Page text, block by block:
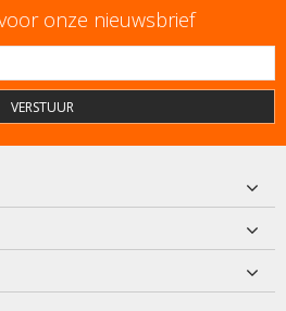
onze nieuwsbrief
VERSTUUR